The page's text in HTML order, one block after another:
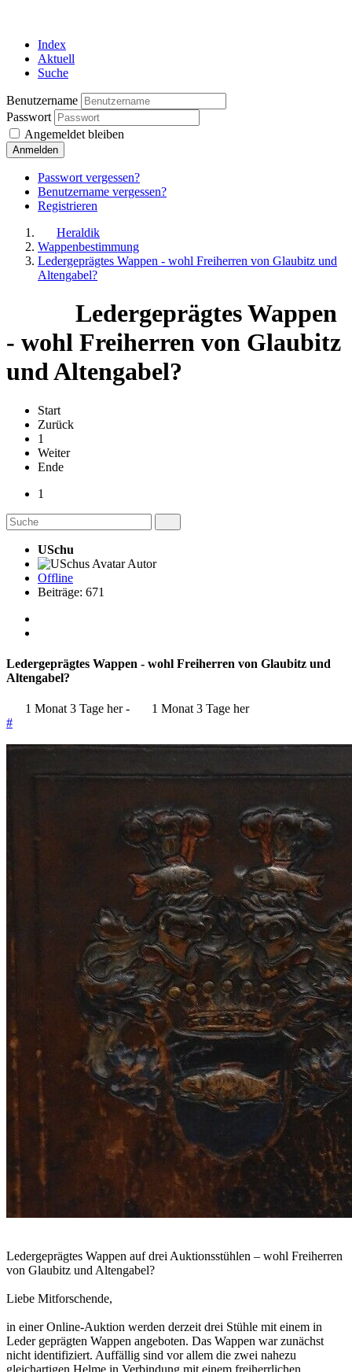
Index
Aktuell
Suche
Benutzername
Passwort
Angemeldet bleiben
Anmelden
Passwort vergessen?
Benutzername vergessen?
Registrieren
Heraldik
Wappenbestimmung
Ledergeprägtes Wappen - wohl Freiherren von Glaubitz und
Altengabel?
Ledergeprägtes Wappen
- wohl Freiherren von Glaubitz
und Altengabel?
Start
Zurück
1
Weiter
Ende
1
USchu
Autor
Offline
Beiträge: 671
Ledergeprägtes Wappen - wohl Freiherren von Glaubitz und
Altengabel?
1 Monat 3 Tage her-
1 Monat 3 Tage her
#
Ledergeprägtes Wappen auf drei Auktionsstühlen – wohl Freiherren
von Glaubitz und Altengabel?
Liebe Mitforschende,
in einer Online-Auktion werden derzeit drei Stühle mit einem in
Leder geprägten Wappen angeboten. Das Wappen war zunächst
nicht identifiziert. Auffällig sind vor allem die zwei nahezu